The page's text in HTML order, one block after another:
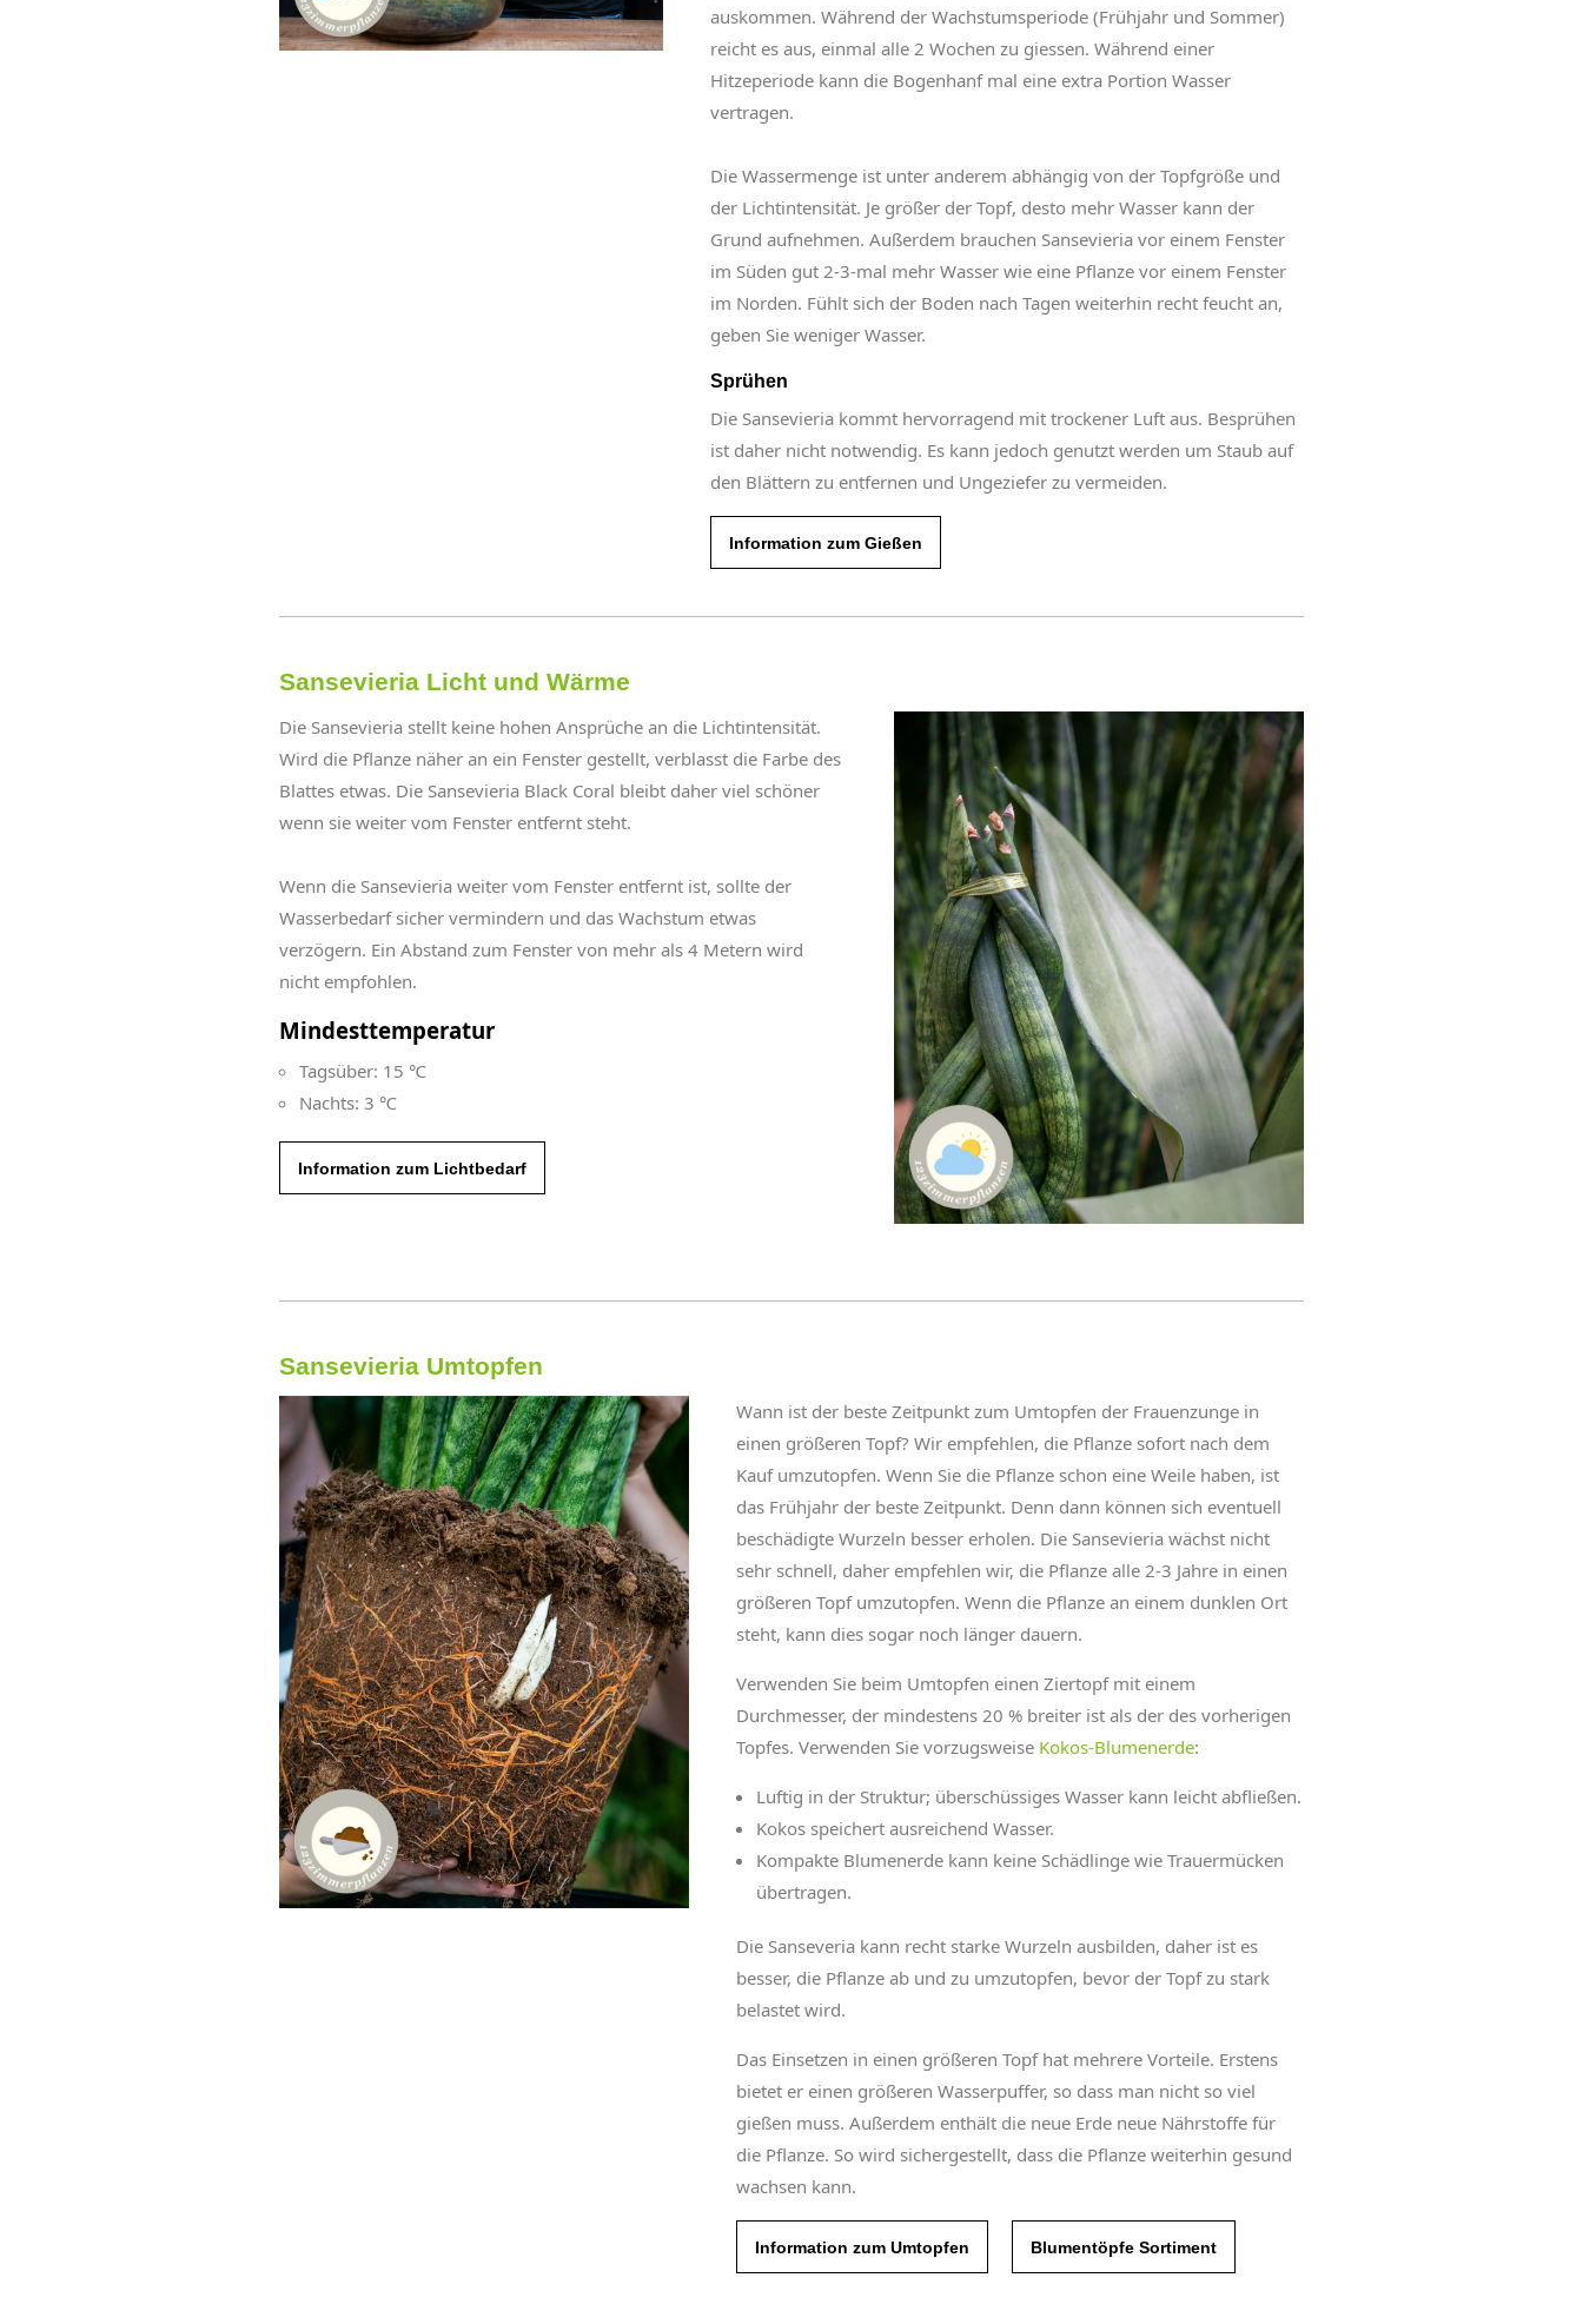
auskommen. Während der Wachstumsperiode (Frühjahr und Sommer)
reicht es aus, einmal alle 2 Wochen zu giessen. Während einer
Hitzeperiode kann die Bogenhanf mal eine extra Portion Wasser
vertragen.
Die Wassermenge ist unter anderem abhängig von der Topfgröße und
der Lichtintensität. Je größer der Topf, desto mehr Wasser kann der
Grund aufnehmen. Außerdem brauchen Sansevieria vor einem Fenster
im Süden gut 2-3-mal mehr Wasser wie eine Pflanze vor einem Fenster
im Norden. Fühlt sich der Boden nach Tagen weiterhin recht feucht an,
geben Sie weniger Wasser.
Sprühen
Die Sansevieria kommt hervorragend mit trockener Luft aus. Besprühen
ist daher nicht notwendig. Es kann jedoch genutzt werden um Staub auf
den Blättern zu entfernen und Ungeziefer zu vermeiden.
Information zum Gießen
Sansevieria Licht und Wärme
Die Sansevieria stellt keine hohen Ansprüche an die Lichtintensität.
Wird die Pflanze näher an ein Fenster gestellt, verblasst die Farbe des
Blattes etwas. Die Sansevieria Black Coral bleibt daher viel schöner
wenn sie weiter vom Fenster entfernt steht.
Wenn die Sansevieria weiter vom Fenster entfernt ist, sollte der
Wasserbedarf sicher vermindern und das Wachstum etwas
verzögern. Ein Abstand zum Fenster von mehr als 4 Metern wird
nicht empfohlen.
Mindesttemperatur
Tagsüber: 15 ℃
Nachts: 3 ℃
Information zum Lichtbedarf
Sansevieria Umtopfen
Wann ist der beste Zeitpunkt zum Umtopfen der Frauenzunge in
einen größeren Topf? Wir empfehlen, die Pflanze sofort nach dem
Kauf umzutopfen. Wenn Sie die Pflanze schon eine Weile haben, ist
das Frühjahr der beste Zeitpunkt. Denn dann können sich eventuell
beschädigte Wurzeln besser erholen. Die Sansevieria wächst nicht
sehr schnell, daher empfehlen wir, die Pflanze alle 2-3 Jahre in einen
größeren Topf umzutopfen. Wenn die Pflanze an einem dunklen Ort
steht, kann dies sogar noch länger dauern.
Verwenden Sie beim Umtopfen einen Ziertopf mit einem
Durchmesser, der mindestens 20 % breiter ist als der des vorherigen
Topfes. Verwenden Sie vorzugsweise Kokos-Blumenerde:
Luftig in der Struktur; überschüssiges Wasser kann leicht abfließen.
Kokos speichert ausreichend Wasser.
Kompakte Blumenerde kann keine Schädlinge wie Trauermücken
übertragen.
Die Sanseveria kann recht starke Wurzeln ausbilden, daher ist es
besser, die Pflanze ab und zu umzutopfen, bevor der Topf zu stark
belastet wird.
Das Einsetzen in einen größeren Topf hat mehrere Vorteile. Erstens
bietet er einen größeren Wasserpuffer, so dass man nicht so viel
gießen muss. Außerdem enthält die neue Erde neue Nährstoffe für
die Pflanze. So wird sichergestellt, dass die Pflanze weiterhin gesund
wachsen kann.
Information zum Umtopfen Blumentöpfe Sortiment